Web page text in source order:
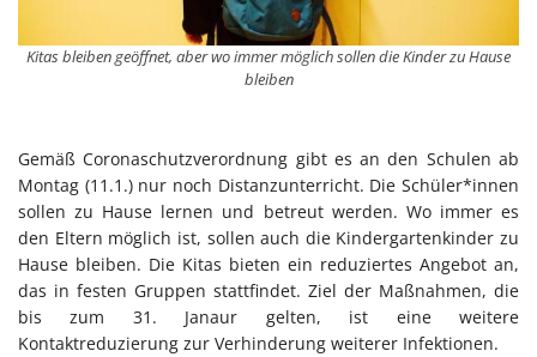
Kitas bleiben geöffnet, aber wo immer möglich sollen die Kinder zu Hause
bleiben
Gemäß Coronaschutzverordnung gibt es an den Schulen ab
Montag (11.1.) nur noch Distanzunterricht. Die Schüler*innen
sollen zu Hause lernen und betreut werden. Wo immer es
den Eltern möglich ist, sollen auch die Kindergartenkinder zu
Hause bleiben. Die Kitas bieten ein reduziertes Angebot an,
das in festen Gruppen stattfindet. Ziel der Maßnahmen, die
bis zum 31. Janaur gelten, ist eine weitere
Kontaktreduzierung zur Verhinderung weiterer Infektionen.